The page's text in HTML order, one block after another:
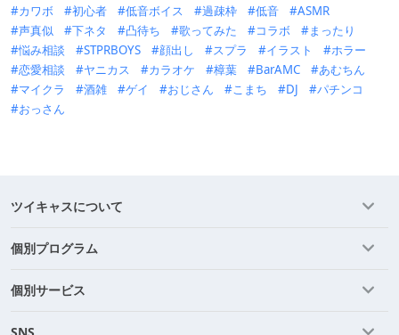
カワボ
初心者 低音ボイス 過疎枠 低音
ASMR
声真似
下ネタ 凸待ち 歌ってみた コラボ
まったり
悩み相談
STPRBOYS 顔出し スプラ イラスト
ホラー
恋愛相談
ヤニカス カラオケ 樟葉 BarAMC
あむちん
マイクラ
酒雑 ゲイ おじさん こまち DJ
パチンコ
おっさん
ツイキャスについて
個別プログラム
個別サービス